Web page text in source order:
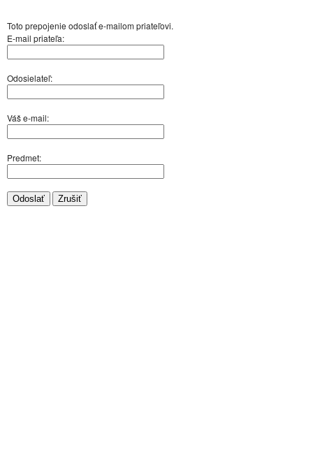
Toto prepojenie odoslať e-mailom priateľovi.
E-mail priateľa:
Odosielateľ:
Váš e-mail:
Predmet:
Odoslať Zrušiť